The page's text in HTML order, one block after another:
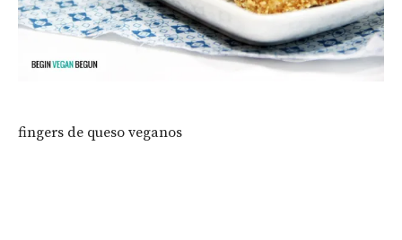
fingers de queso veganos